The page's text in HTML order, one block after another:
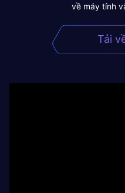
về máy tính
Tải